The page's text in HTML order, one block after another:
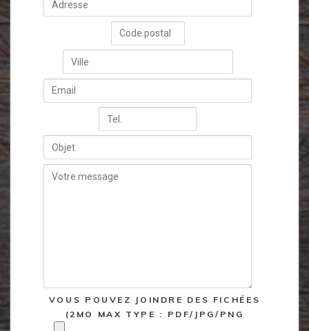
VOUS POUVEZ JOINDRE DES FICHÉES
(2MO MAX TYPE : PDF/JPG/PNG